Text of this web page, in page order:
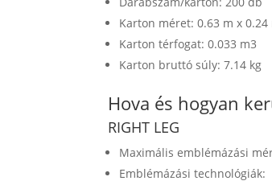
Karton méret: 0.63 m x 0.24
Karton térfogat: 0.033 m3
Karton bruttó súly: 7.14 kg
Hova és hogyan
RIGHT LEG
Maximális emblémázási
Emblémázási technológiák: